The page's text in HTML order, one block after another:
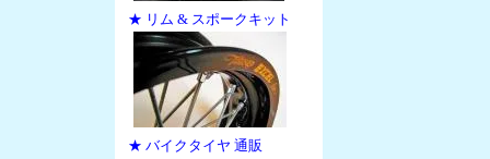
★ リム & スポークキット
★ バイクタイヤ 通販